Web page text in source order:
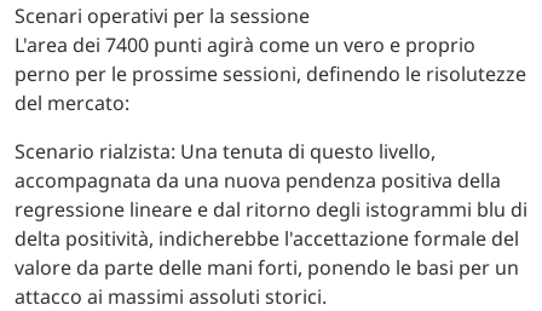
Scenari operativi per la sessione
L'area dei 7400 punti agirà come un vero e proprio
perno per le prossime sessioni, definendo le risolutezze
del mercato:
Scenario rialzista: Una tenuta di questo livello,
accompagnata da una nuova pendenza positiva della
regressione lineare e dal ritorno degli istogrammi blu di
delta positività, indicherebbe l'accettazione formale del
valore da parte delle mani forti, ponendo le basi per un
attacco ai massimi assoluti storici.